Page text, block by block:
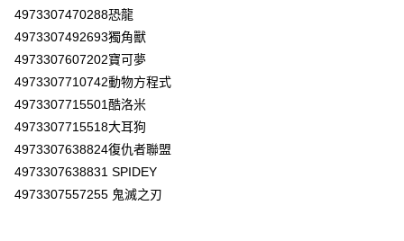
【「AFTEE先享後付」結帳流程】
１．於結帳方式選擇「AFTEE先享後付」後，將跳轉至「AFTEE先享後付」
結帳頁面，進行簡訊認證並確認金額後，即可完成結帳。
２．訂單成立數日內，您將收到繳費通知簡訊。
３．收到繳費通知簡訊後14天內，點擊此簡訊中的連結，可透過四大超商／
ATM／網路銀行／等多元方式進行付款，方視為交易完成。
※ 請注意：結帳手續完成當下不需立刻繳費，但若您需要取消訂單，請聯絡
購買商品的店家。未經商家同意取消之訂單仍視為有效，需透過AFTEE先享
後付繳納相關費用。
是否繳費成功／繳費後需取消欲退款等相關疑問，請聯繫「AFTEE先享後付
客戶支援中心」https://netprotections.freshdesk.com/support/home
每筆NT$60，滿NT$590(含以上)免運費
付款後全家取貨
每筆NT$60，滿NT$590(含以上)免運費
7-11取貨付款
每筆NT$60，滿NT$590(含以上)免運費
每筆NT$60，滿NT$590(含以上)免運費
4973307470288恐龍
4973307492693獨角獸
4973307607202寶可夢
4973307710742動物方程式
4973307715501酷洛米
4973307715518大耳狗
4973307638824復仇者聯盟
4973307638831 SPIDEY
4973307557255 鬼滅之刃